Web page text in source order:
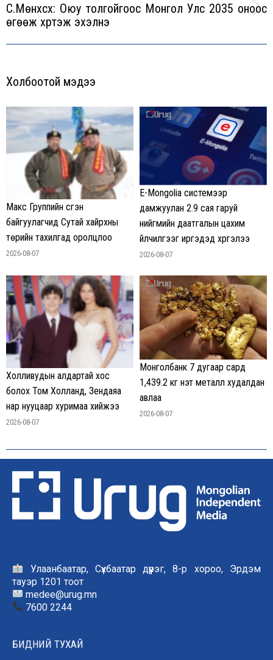
Next
С.Мөнхсүх: Оюу толгойгоос Монгол Улс 2035 оноос
өгөөж хүртэж эхэлнэ
Холбоотой мэдээ
Макс Группийн үүсгэн
байгуулагчид Сутай хайрхны
төрийн тахилгад оролцлоо
2026-08-07
E-Mongolia системээр
дамжуулан 2.9 сая гаруй
нийгмийн даатгалын цахим
үйлчилгээг иргэдэд хүргэлээ
2026-08-07
Холливудын алдартай хос
болох Том Холланд, Зендаяа
нар нууцаар хуримаа хийжээ
2026-08-07
Монголбанк 7 дугаар сард
1,439.2 кг үнэт металл худалдан
авлаа
2026-08-07
Улаанбаатар, Сүхбаатар дүүрэг, 8-р хороо, Эрдэм
тауэр 1201 тоот
medee@urug.mn
7600 2244
БИДНИЙ ТУХАЙ